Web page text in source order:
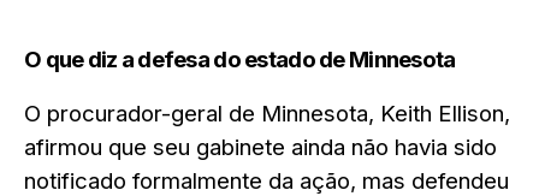
O que diz a defesa do estado de Minnesota
O procurador-geral de Minnesota, Keith Ellison,
afirmou que seu gabinete ainda não havia sido
notificado formalmente da ação, mas defendeu